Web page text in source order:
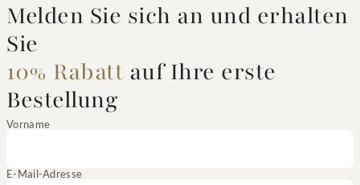
Melden Sie sich an und erhalten
Sie
10% Rabatt auf Ihre erste
Bestellung
Vorname
E-Mail-Adresse